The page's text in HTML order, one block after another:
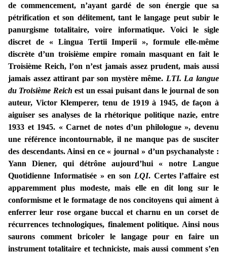
de commencement, n’ayant gardé de son énergie que sa
pétrification et son délitement, tant le langage peut subir le
panurgisme totalitaire, voire informatique. Voici le sigle
discret de « Lingua Tertii Imperii », formule elle-même
discrète d’un troisième empire romain masquant en fait le
Troisième Reich, l’on n’est jamais assez prudent, mais aussi
jamais assez attirant par son mystère même. LTI. La langue
du Troisième Reich est un essai puisant dans le journal de son
auteur, Victor Klemperer, tenu de 1919 à 1945, de façon à
aiguiser ses analyses de la rhétorique politique nazie, entre
1933 et 1945. « Carnet de notes d’un philologue », devenu
une référence incontournable, il ne manque pas de susciter
des descendants. Ainsi en ce « journal » d’un psychanalyste :
Yann Diener, qui détrône aujourd’hui « notre Langue
Quotidienne Informatisée » en son LQI. Certes l’affaire est
apparemment plus modeste, mais elle en dit long sur le
conformisme et le formatage de nos concitoyens qui aiment à
enferrer leur rose organe buccal et charnu en un corset de
récurrences technologiques, finalement politique. Ainsi nous
saurons comment bricoler le langage pour en faire un
instrument totalitaire et techniciste, mais aussi comment s’en